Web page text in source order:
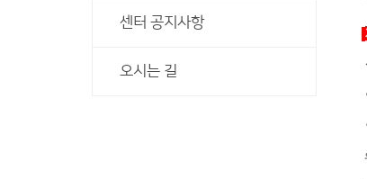
센터 공지사항
오시는 길